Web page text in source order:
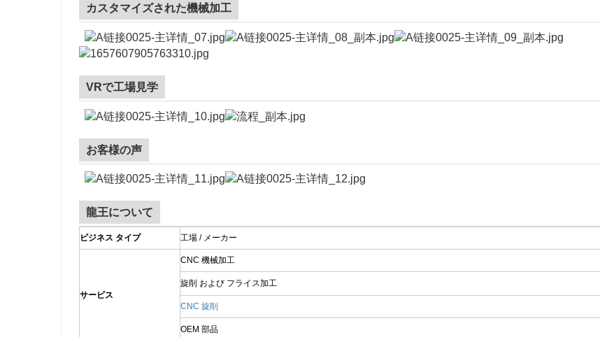
カスタマイズされた機械加工
VRで工場見学
お客様の声
龍王について
ビジネス タイプ 工場 / メーカー
サービス
CNC 機械加工
旋削 および フライス加工
CNC 旋削
OEM 部品